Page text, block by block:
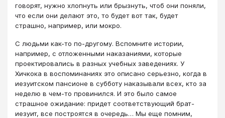
говорят, нужно хлопнуть или брызнуть, чтоб они поняли,
что если они делают это, то будет вот так, будет
страшно, например, или мокро.
С людьми как-то по-другому. Вспомните истории,
например, с отложенными наказаниями, которые
проектировались в разных учебных заведениях. У
Хичкока в воспоминаниях это описано серьезно, когда в
иезуитском пансионе в субботу наказывали всех, кто за
неделю в чем-то провинился. И это было самое
страшное ожидание: придет соответствующий брат-
иезуит, все построятся в очередь… Мы еще помним,